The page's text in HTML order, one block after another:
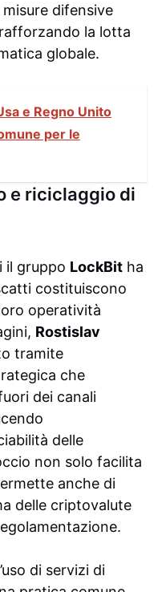
difensive
la lotta
globale.
e Regno Unito
per le
e riciclaggio di
il gruppo LockBit ha
costituiscono
operatività
Rostislav
tramite
che
dei canali
delle
non solo facilita
anche di
delle criptovalute
di servizi di